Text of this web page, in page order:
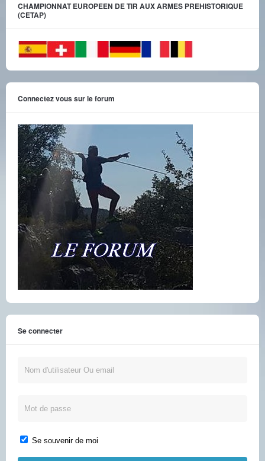
CHAMPIONNAT EUROPEEN DE TIR AUX ARMES PREHISTORIQUE
(CETAP)
Connectez vous sur le forum
Se connecter
Se souvenir de moi